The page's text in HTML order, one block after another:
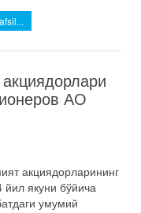
АО
акциядорларининг
йил якуни бўйича
умумий